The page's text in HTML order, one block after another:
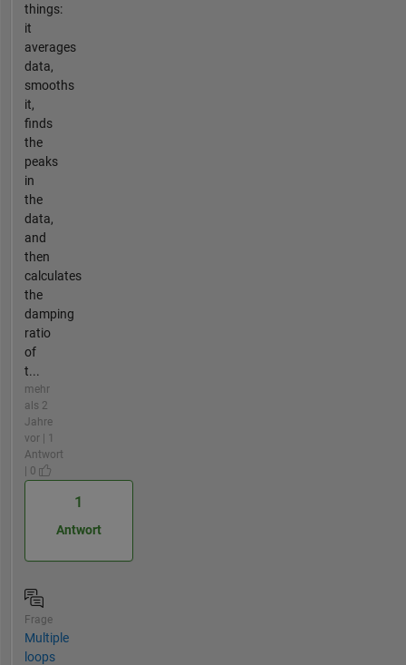
things:
it
averages
data,
smooths
it,
finds
the
peaks
in
the
data,
and
then
calculates
the
damping
ratio
of
t...
mehr
als 2
Jahre
vor | 1
Antwort
| 0
1
Antwort
Frage
Multiple
loops